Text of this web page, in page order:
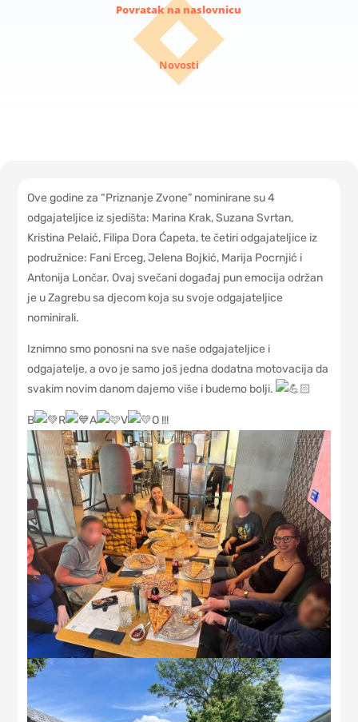
Povratak na naslovnicu
Novosti
Ove godine za “Priznanje Zvone” nominirane su 4
odgajateljice iz sjedišta: Marina Krak, Suzana Svrtan,
Kristina Pelaić, Filipa Dora Ćapeta, te četiri odgajateljice iz
podružnice: Fani Erceg, Jelena Bojkić, Marija Pocrnjić i
Antonija Lončar. Ovaj svečani događaj pun emocija održan
je u Zagrebu sa djecom koja su svoje odgajateljice
nominirali.
Iznimno smo ponosni na sve naše odgajateljice i
odgajatelje, a ovo je samo još jedna dodatna motovacija da
svakim novim danom dajemo više i budemo bolji.
B R A V O !!!